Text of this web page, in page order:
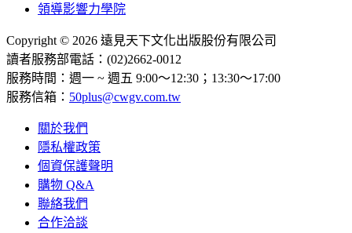
領導影響力學院
Copyright © 2026 遠見天下文化出版股份有限公司
讀者服務部電話：(02)2662-0012
服務時間：週一 ~ 週五 9:00～12:30；13:30～17:00
服務信箱： 50plus@cwgv.com.tw
關於我們
隱私權政策
個資保護聲明
購物 Q&A
聯絡我們
合作洽談